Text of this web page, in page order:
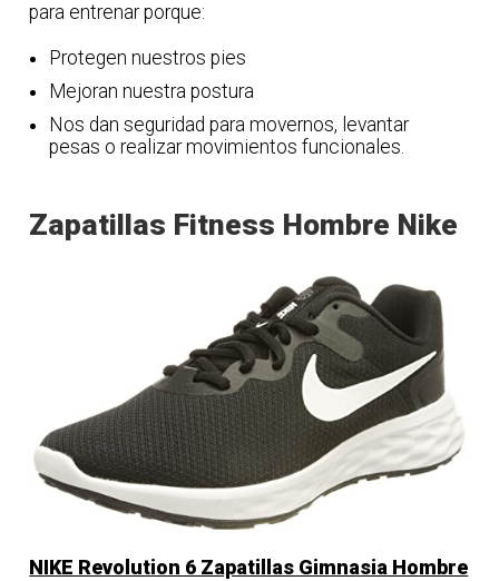
para entrenar porque:
Protegen nuestros pies
Mejoran nuestra postura
Nos dan seguridad para movernos, levantar
pesas o realizar movimientos funcionales.
Zapatillas Fitness Hombre Nike
NIKE Revolution 6 Zapatillas Gimnasia Hombre